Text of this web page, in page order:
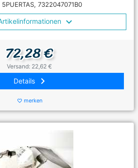
5PUERTAS, 7322047071B0
72,28 €
Versand: 22,62 €
Details keyboard_arrow_right
favorite_border merken